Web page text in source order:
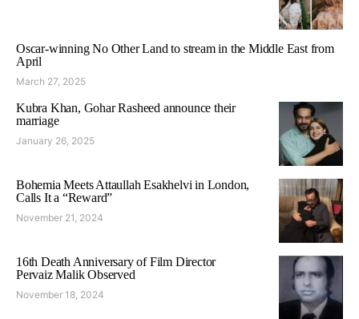
Oscar-winning No Other Land to stream in the Middle East from
April
March 27, 2025
Kubra Khan, Gohar Rasheed announce their
marriage
January 26, 2025
Bohemia Meets Attaullah Esakhelvi in London,
Calls It a “Reward”
November 21, 2024
16th Death Anniversary of Film Director
Pervaiz Malik Observed
November 18, 2024